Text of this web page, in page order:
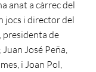
anat a càrrec del
jocs i director del
presidenta de
José Peña,
i Joan Pol,